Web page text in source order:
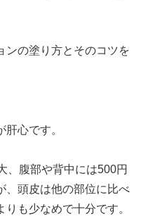
ンの塗り方とそのコツを
心です。
、腹部や背中には500円
、頭皮は他の部位に比べ
も少なめで十分です。